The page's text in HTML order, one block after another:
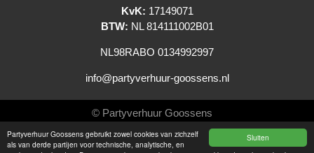
Sluiten
Partyverhuur Goossens gebruikt zowel cookies van zichzelf
als van derde partijen voor technische, analytische, en
KvK: 17149071
BTW: NL 814111002B01
NL98RABO 0134992997
info@partyverhuur-goossens.nl
© Partyverhuur Goossens
Algemene voorwaarden